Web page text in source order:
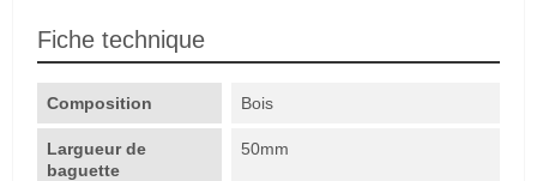
Fiche technique
Composition Bois
Largueur de
baguette
50mm